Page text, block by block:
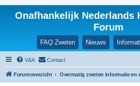
Onafhankelijk Nederlands
Forum
FAQ Zweten Nieuws
V&A Contact
Forumoverzicht Overmatig zweten informatie en